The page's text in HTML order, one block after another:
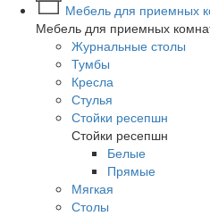
Мебель для приемных
Мебель для приемных
Журнальные столы
Тумбы
Кресла
Стулья
Стойки ресепшн
Стойки ресепшн
Белые
Прямые
Мягкая
Столы